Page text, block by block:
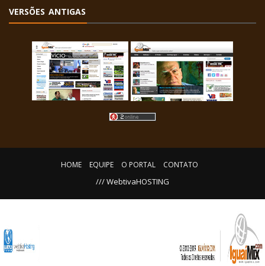
VERSÕES ANTIGAS
HOME EQUIPE O PORTAL CONTATO
/// WebtivaHOSTING